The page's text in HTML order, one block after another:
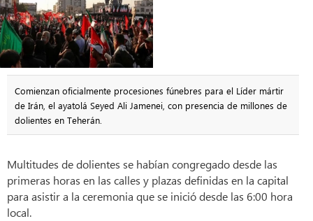
Comienzan oficialmente procesiones fúnebres para el Líder mártir
de Irán, el ayatolá Seyed Ali Jamenei, con presencia de millones de
dolientes en Teherán.
Multitudes de dolientes se habían congregado desde las
primeras horas en las calles y plazas definidas en la capital
para asistir a la ceremonia que se inició desde las 6:00 hora
local.